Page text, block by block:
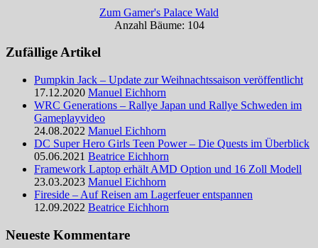
Zum Gamer's Palace Wald
Anzahl Bäume: 104
Zufällige Artikel
Pumpkin Jack – Update zur Weihnachtssaison veröffentlicht
17.12.2020 Manuel Eichhorn
WRC Generations – Rallye Japan und Rallye Schweden im
Gameplayvideo
24.08.2022 Manuel Eichhorn
DC Super Hero Girls Teen Power – Die Quests im Überblick
05.06.2021 Beatrice Eichhorn
Framework Laptop erhält AMD Option und 16 Zoll Modell
23.03.2023 Manuel Eichhorn
Fireside – Auf Reisen am Lagerfeuer entspannen
12.09.2022 Beatrice Eichhorn
Neueste Kommentare